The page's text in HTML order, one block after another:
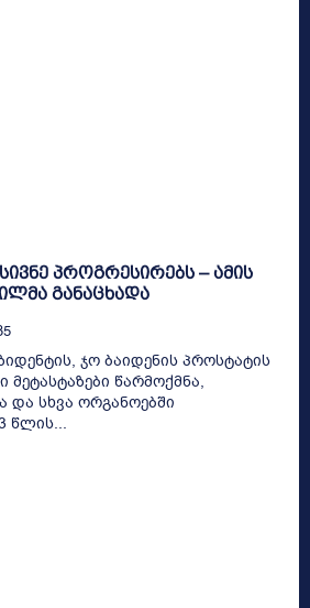
პროგრესირებს – ამის
განაცხადა
ჯო ბაიდენის პროსტატის
წარმოქმნა,
და სხვა ორგანოებში
წლის...